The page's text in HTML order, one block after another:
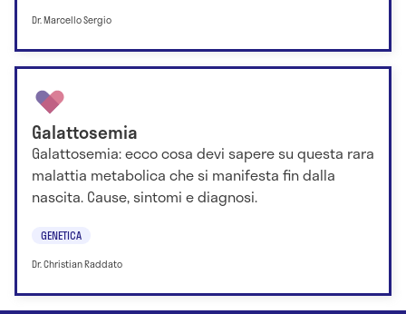
Dr. Marcello Sergio
Galattosemia
Galattosemia: ecco cosa devi sapere su questa rara
malattia metabolica che si manifesta fin dalla
nascita. Cause, sintomi e diagnosi.
GENETICA
Dr. Christian Raddato